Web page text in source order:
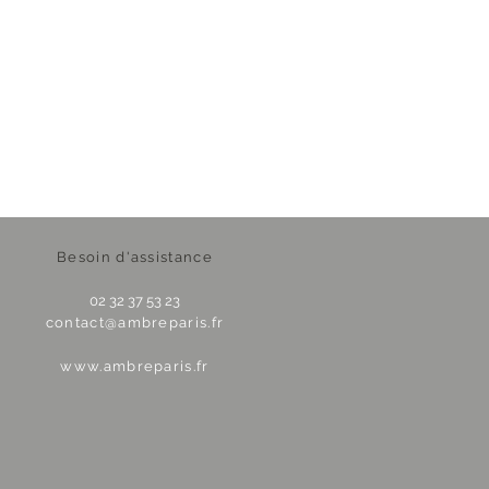
Besoin d'assistance
02 32 37 53 23
contact@ambreparis.fr
www.ambreparis.fr